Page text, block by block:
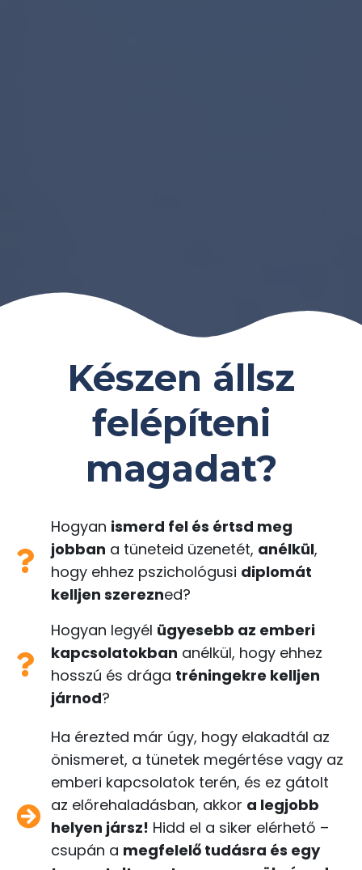
Készen állsz
felépíteni
magadat?
Hogyan ismerd fel és értsd meg
jobban a tüneteid üzenetét, anélkül,
hogy ehhez pszichológusi diplomát
kelljen szerezned?
Hogyan legyél ügyesebb az emberi
kapcsolatokban anélkül, hogy ehhez
hosszú és drága tréningekre kelljen
járnod?
Ha érezted már úgy, hogy elakadtál az
önismeret, a tünetek megértése vagy az
emberi kapcsolatok terén, és ez gátolt
az előrehaladásban, akkor a legjobb
helyen jársz! Hidd el a siker elérhető –
csupán a megfelelő tudásra és egy